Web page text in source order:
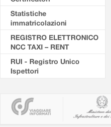
Statistiche
immatricolazioni
REGISTRO ELETTRONICO
NCC TAXI – RENT
RUI - Registro Unico
Ispettori